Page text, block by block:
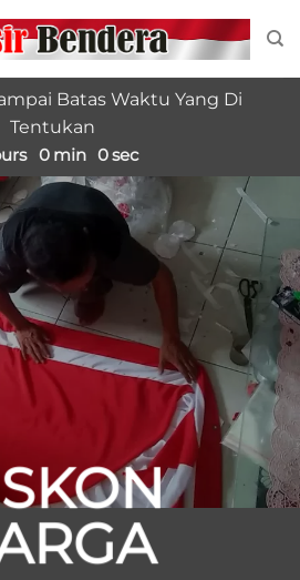
Batas Waktu Yang Di
Tentukan
0 min 0sec